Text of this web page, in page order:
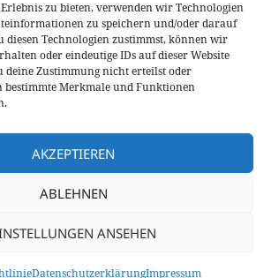
zu bieten, verwenden wir Technologien
zu speichern und/oder darauf
diesen Technologien zustimmst, können wir
oder eindeutige IDs auf dieser Website
deine Zustimmung nicht erteilst oder
bestimmte Merkmale und Funktionen
AKZEPTIEREN
ABLEHNEN
ANSEHEN
DatenschutzerklärungImpressum
Hingabe, Demut und Gehorsam
die Liebe Gottes untrennbar
hat es uns vorgemacht. Er kam auf
um sich bedienen zu lassen,
Impressum